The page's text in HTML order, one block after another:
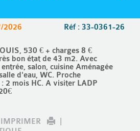
Réf : 33-0361-26
2026
530 € + charges 8 €
bon état de 43 m2. Avec
salon, cuisine Aménagée
d'eau, WC. Proche
2 mois HC. A visiter LADP
IMPRIMER